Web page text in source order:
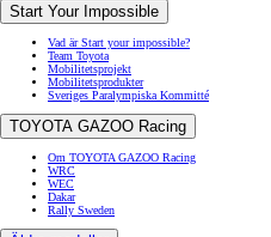
Start Your Impossible
Vad är Start your impossible?
Team Toyota
Mobilitetsprojekt
Mobilitetsprodukter
Sveriges Paralympiska Kommitté
TOYOTA GAZOO Racing
Om TOYOTA GAZOO Racing
WRC
WEC
Dakar
Rally Sweden